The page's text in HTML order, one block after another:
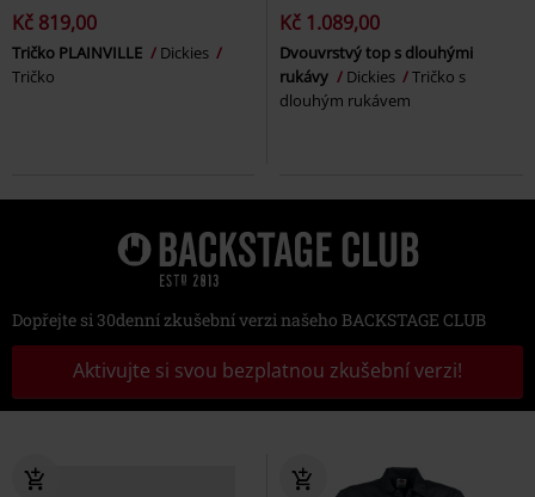
Kč 819,00
Tričko PLAINVILLE
Dickies
Tričko
Kč 1.089,00
Dvouvrstvý top s dlouhými
rukávy
Dickies
Tričko s
dlouhým rukávem
Dopřejte si 30denní zkušební verzi našeho BACKSTAGE CLUB
Aktivujte si svou bezplatnou zkušební verzi!